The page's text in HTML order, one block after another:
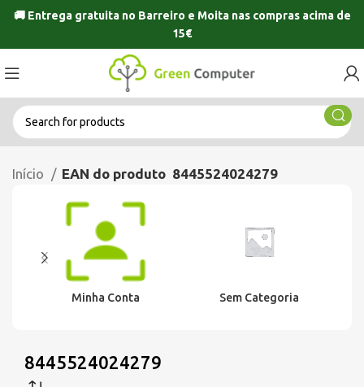
🚚 Entrega gratuita no Barreiro e Moitanas compras acima de
15€
Início EAN do produto 8445524024279
Minha Conta Sem Categoria
8445524024279